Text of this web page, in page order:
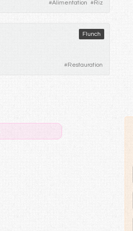
#Alimentation #Riz
Flunch
#Restauration